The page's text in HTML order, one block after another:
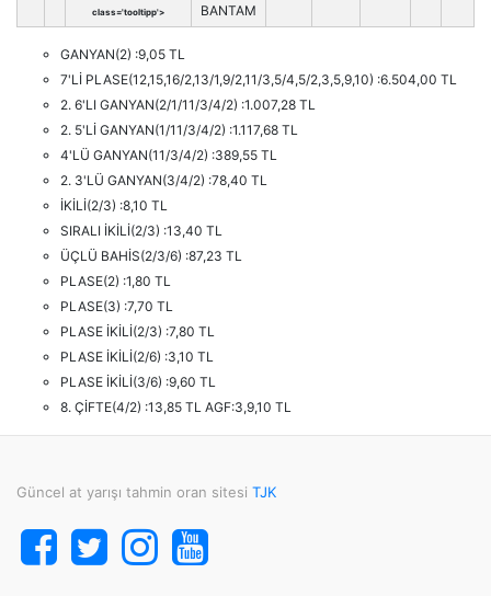
class='tooltipp'>
BANTAM
GANYAN(2) :9,05 TL
7'Lİ PLASE(12,15,16/2,13/1,9/2,11/3,5/4,5/2,3,5,9,10) :6.504,00 TL
2. 6'LI GANYAN(2/1/11/3/4/2) :1.007,28 TL
2. 5'Lİ GANYAN(1/11/3/4/2) :1.117,68 TL
4'LÜ GANYAN(11/3/4/2) :389,55 TL
2. 3'LÜ GANYAN(3/4/2) :78,40 TL
İKİLİ(2/3) :8,10 TL
SIRALI İKİLİ(2/3) :13,40 TL
ÜÇLÜ BAHİS(2/3/6) :87,23 TL
PLASE(2) :1,80 TL
PLASE(3) :7,70 TL
PLASE İKİLİ(2/3) :7,80 TL
PLASE İKİLİ(2/6) :3,10 TL
PLASE İKİLİ(3/6) :9,60 TL
8. ÇİFTE(4/2) :13,85 TL AGF:3,9,10 TL
Güncel at yarışı tahmin oran sitesi TJK